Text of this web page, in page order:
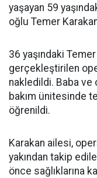
yaşayan 59
oğlu Temer
36 yaşındaki
gerçekleştirilen
nakledildi. Baba ve
bakım ünitesinde
öğrenildi.
Karakan ailesi,
yakından takip
önce sağlıklarına